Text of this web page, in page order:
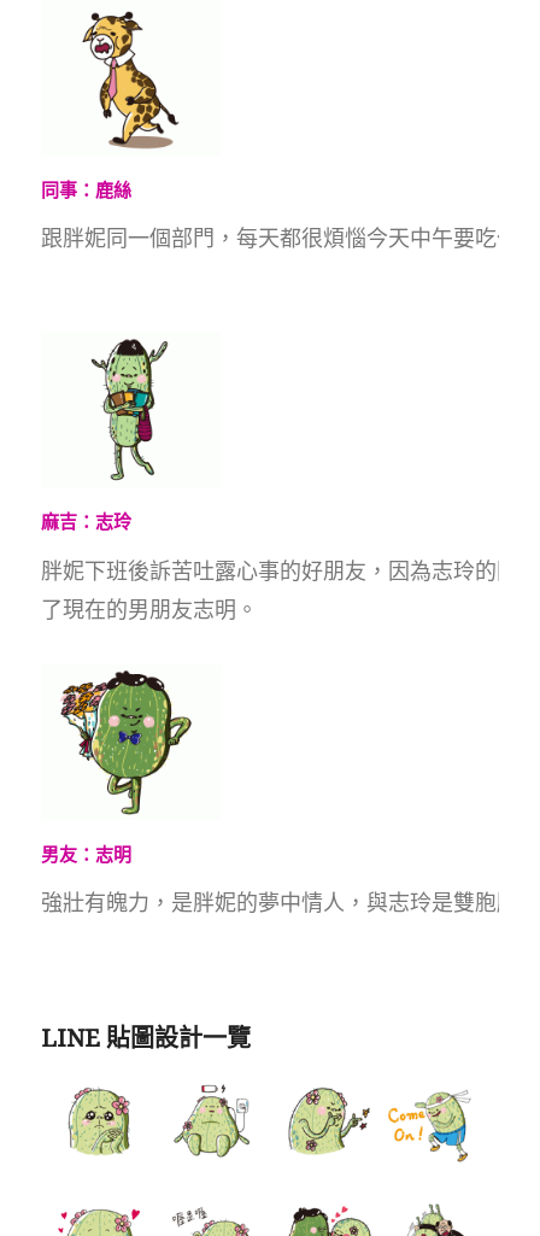
同事：鹿絲
跟胖妮同一個部門，每天都很煩惱今天中午要吃什
麻吉：志玲
胖妮下班後訴苦吐露心事的好朋友，因為志玲的關
了現在的男朋友志明。
男友：志明
強壯有魄力，是胖妮的夢中情人，與志玲是雙胞胎
LINE 貼圖設計一覽